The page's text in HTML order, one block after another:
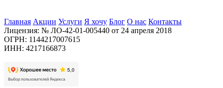
Главная Акции Услуги Я хочу Блог О нас Контакты
Лицензия: № ЛО-42-01-005440 от 24 апреля 2018
ОГРН: 1144217007615
ИНН: 4217166873